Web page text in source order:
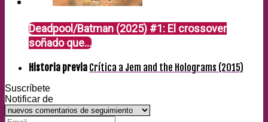
Deadpool/Batman (2025) #1: El crossover
soñado que…
Historia previa Crítica a Jem and the Holograms (2015)
Suscríbete
Notificar de